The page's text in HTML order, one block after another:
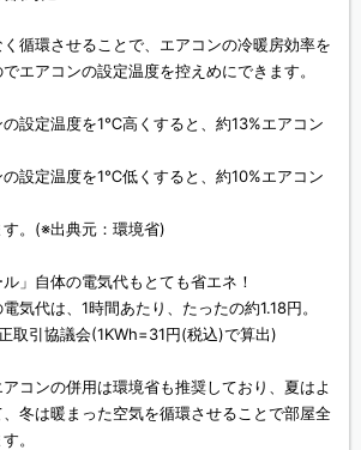
循環させることで、エアコンの冷暖房効率を
エアコンの設定温度を控えめにできます。
設定温度を1℃高くすると、約13%エアコン
設定温度を1℃低くすると、約10%エアコン
。(※出典元：環境省)
」自体の電気代もとても省エネ！
気代は、1時間あたり、たったの約1.18円。
取引協議会(1KWh=31円(税込)で算出)
コンの併用は環境省も推奨しており、夏はよ
冬は暖まった空気を循環させることで部屋全
。